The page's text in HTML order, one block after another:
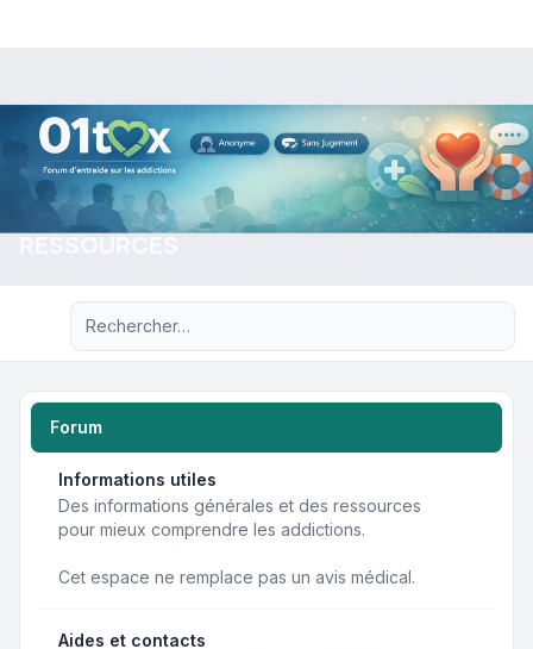
Recherche avancée
Forum
Informations utiles
Des informations générales et des ressources
pour mieux comprendre les addictions.
Cet espace ne remplace pas un avis médical.
Aides et contacts